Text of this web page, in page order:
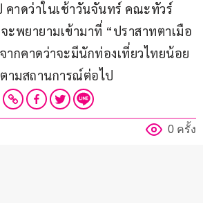
คาดว่าในเช้าวันจันทร์ คณะทัวร์
ะพยายามเข้ามาที่ “ปราสาทตาเมือ
ากคาดว่าจะมีนักท่องเที่ยวไทยน้อย
ามสถานการณ์ต่อไป
0 ครั้ง